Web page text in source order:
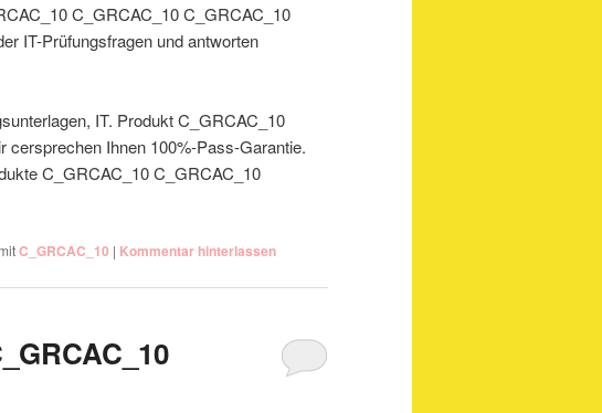
C_GRCAC_10 C_GRCAC_10
IT-Prüfungsfragen und antworten
IT. Produkt C_GRCAC_10
Ihnen 100%-Pass-Garantie.
C_GRCAC_10 C_GRCAC_10
C_GRCAC_10 | Kommentar hinterlassen